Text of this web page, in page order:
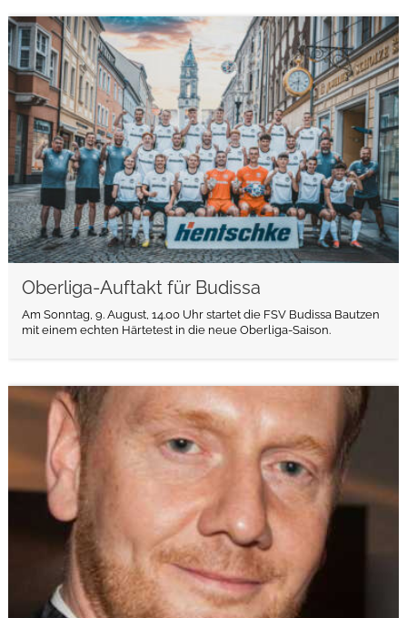
Oberliga-Auftakt für Budissa
Am Sonntag, 9. August, 14.00 Uhr startet die FSV Budissa Bautzen
mit einem echten Härtetest in die neue Oberliga-Saison.
weiterlesen
weiterlesen